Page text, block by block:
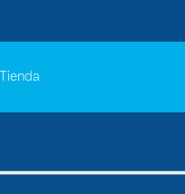
Tienda